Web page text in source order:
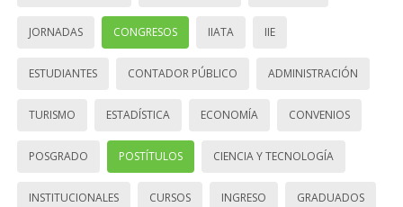
JORNADAS CONGRESOS IIATA IIE
ESTUDIANTES CONTADOR PÚBLICO ADMINISTRACIÓN
TURISMO ESTADÍSTICA ECONOMÍA CONVENIOS
POSGRADO POSTÍTULOS CIENCIA Y TECNOLOGÍA
INSTITUCIONALES CURSOS INGRESO GRADUADOS